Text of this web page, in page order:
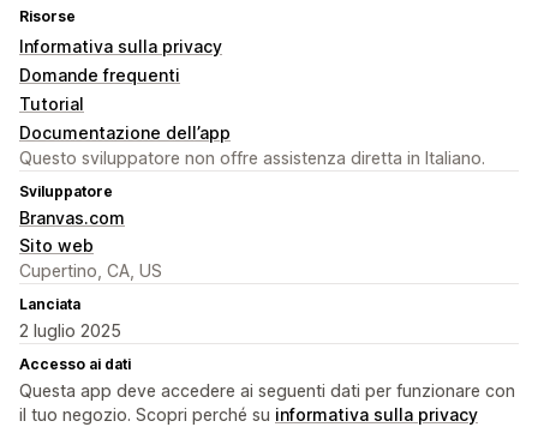
Risorse
Informativa sulla privacy
Domande frequenti
Tutorial
Documentazione dell’app
Questo sviluppatore non offre assistenza diretta in Italiano.
Sviluppatore
Branvas.com
Sito web
Cupertino, CA, US
Lanciata
2 luglio 2025
Accesso ai dati
Questa app deve accedere ai seguenti dati per funzionare con
il tuo negozio. Scopri perché su informativa sulla privacy